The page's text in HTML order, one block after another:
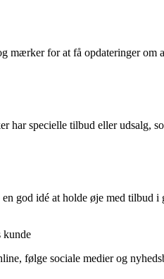
mærker for at få opdateringer om
har specielle tilbud eller udsalg,
god idé at holde øje med tilbud i
kunde
følge sociale medier og